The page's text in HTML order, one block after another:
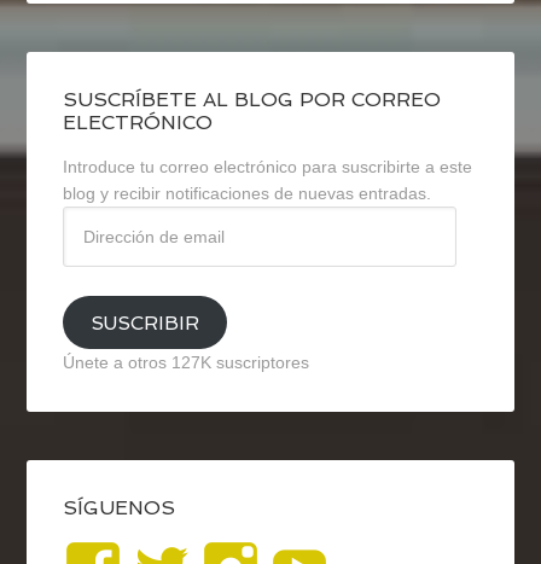
SUSCRÍBETE AL BLOG POR CORREO
ELECTRÓNICO
Introduce tu correo electrónico para suscribirte a este
blog y recibir notificaciones de nuevas entradas.
email
SUSCRIBIR
Únete a otros 127K suscriptores
SÍGUENOS